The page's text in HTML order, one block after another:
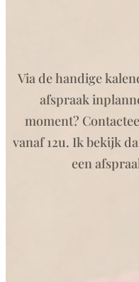
Via de handige
afspraak
moment?
vanaf 12u. Ik bekijk
een